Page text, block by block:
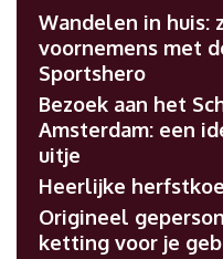
Wandelen in huis:
voornemens met
Sportshero
Bezoek aan het
Amsterdam: een
uitje
Heerlijke
Origineel
ketting voor je